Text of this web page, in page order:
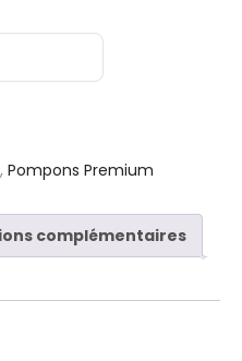
de Soie - Qualité
, Pompons Premium
complémentaires